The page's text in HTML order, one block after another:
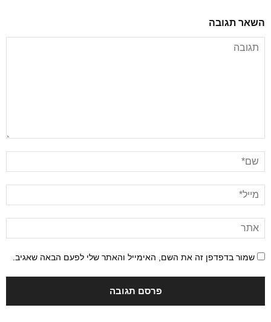
השאר תגובה
שמור בדפדפן זה את השם, האימייל והאתר שלי לפעם הבאה שאגיב.